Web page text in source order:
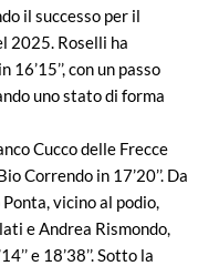
il successo per il
2025. Roselli ha
con un passo
uno stato di forma
Cucco delle Frecce
Correndo in 17’20’’. Da
vicino al podio,
e Andrea Rismondo,
e 18’38’’. Sotto la